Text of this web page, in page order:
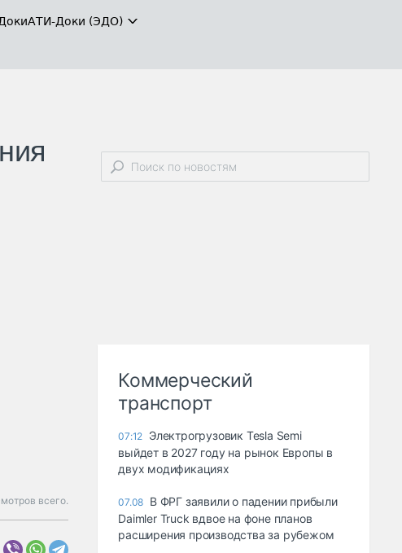
АТИ-Доки (ЭДО)
всего.
Коммерческий
транспорт
07:12 Электрогрузовик Tesla Semi
выйдет в 2027 году на рынок Европы в
двух модификациях
07.08 В ФРГ заявили о падении прибыли
Daimler Truck вдвое на фоне планов
расширения производства за рубежом